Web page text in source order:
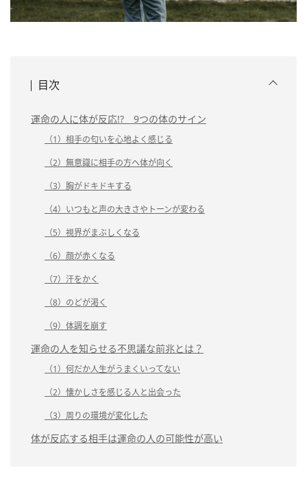
目次
運命の人に体が反応!? 9つの体のサイン
（1）相手の匂いを心地よく感じる
（2）無意識に相手の方へ体が向く
（3）胸がドキドキする
（4）いつもと声の大きさやトーンが変わる
（5）視界がまぶしくなる
（6）顔が赤くなる
（7）汗をかく
（8）のどが渇く
（9）体調を崩す
運命の人を知らせる不思議な前兆とは？
（1）何だか人生がうまくいってない
（2）懐かしさを感じる人と出会った
（3）周りの環境が変化した
体が反応する相手は運命の人の可能性が高い